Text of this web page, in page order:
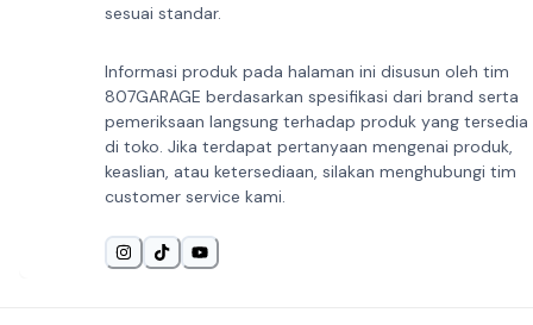
sesuai standar.
Informasi produk pada halaman ini disusun oleh tim
807GARAGE berdasarkan spesifikasi dari brand serta
pemeriksaan langsung terhadap produk yang tersedia
di toko. Jika terdapat pertanyaan mengenai produk,
keaslian, atau ketersediaan, silakan menghubungi tim
customer service kami.